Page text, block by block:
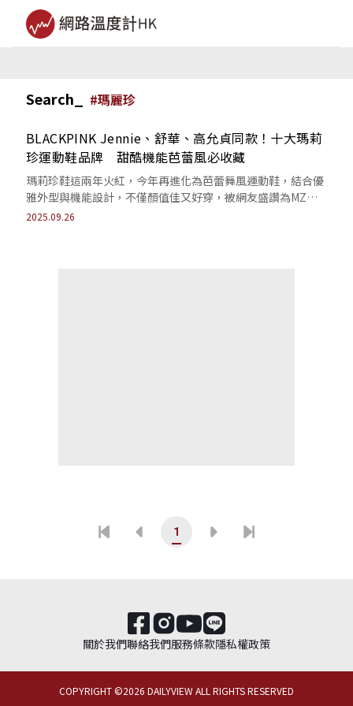
Search_ #瑪麗珍
BLACKPINK Jennie、舒華、高允貞同款！十大瑪莉
珍運動鞋品牌 甜酷機能芭蕾風必收藏
瑪莉珍鞋這兩年火紅，今年再進化為芭蕾舞風運動鞋，結合優
雅外型與機能設計，不僅顏值佳又好穿，被網友盛讚為MZ世
代少女鞋櫃必備單品。
2025.09.26
1
關於我們聯絡我們服務條款隱私權政策
COPYRIGHT ©2026 DAILYVIEW ALL RIGHTS RESERVED